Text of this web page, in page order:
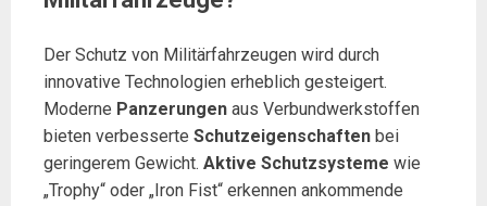
Der Schutz von Militärfahrzeugen wird durch
innovative Technologien erheblich gesteigert.
Moderne Panzerungen aus Verbundwerkstoffen
bieten verbesserte Schutzeigenschaften bei
geringerem Gewicht. Aktive Schutzsysteme wie
„Trophy“ oder „Iron Fist“ erkennen ankommende